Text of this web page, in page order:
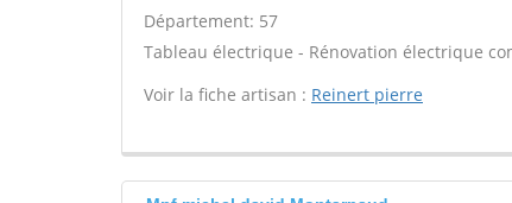
Département: 57
Tableau électrique - Rénovation électrique
Voir la fiche artisan : Reinert pierre